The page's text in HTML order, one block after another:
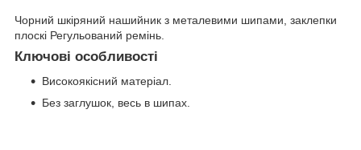
Чорний шкіряний нашийник з металевими шипами, заклепки
плоскі Регульований ремінь.
Ключові особливості
Високоякісний матеріал.
Без заглушок, весь в шипах.